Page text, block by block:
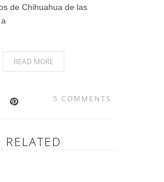
de Chihuahua de las
READ MORE
5 COMMENTS
RELATED